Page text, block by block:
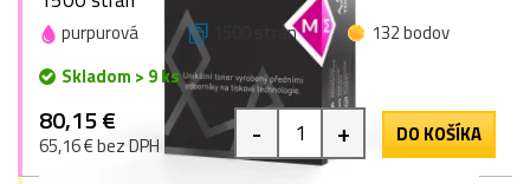
purpurová 1500 strán
132 bodov
Skladom > 9 ks
80,15 €
65,16 € bez DPH - + DO KOŠÍKA